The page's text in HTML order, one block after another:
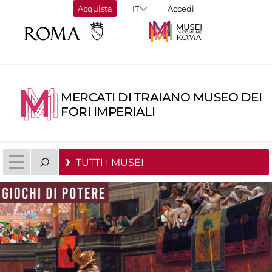
Acquista Accedi
MERCATI DI TRAIANO MUSEO DEI
FORI IMPERIALI
TUTTI I MUSEI